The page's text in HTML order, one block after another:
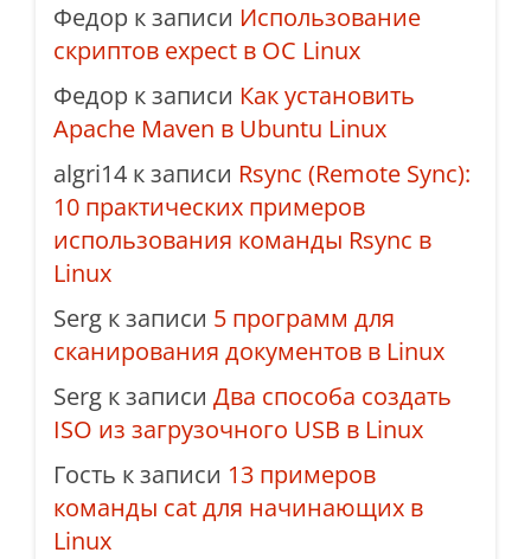
Федор к записи Использование
скриптов expect в ОС Linux
Федор к записи Как установить
Apache Maven в Ubuntu Linux
algri14 к записи Rsync (Remote Sync):
10 практических примеров
использования команды Rsync в
Linux
Serg к записи 5 программ для
сканирования документов в Linux
Serg к записи Два способа создать
ISO из загрузочного USB в Linux
Гость к записи 13 примеров
команды cat для начинающих в
Linux